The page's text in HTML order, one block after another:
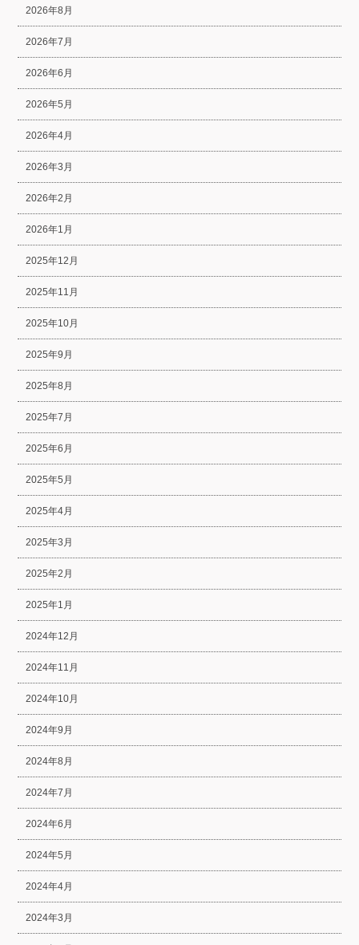
2026年8月
2026年7月
2026年6月
2026年5月
2026年4月
2026年3月
2026年2月
2026年1月
2025年12月
2025年11月
2025年10月
2025年9月
2025年8月
2025年7月
2025年6月
2025年5月
2025年4月
2025年3月
2025年2月
2025年1月
2024年12月
2024年11月
2024年10月
2024年9月
2024年8月
2024年7月
2024年6月
2024年5月
2024年4月
2024年3月